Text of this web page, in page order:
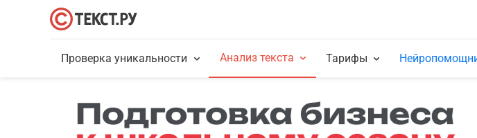
Проверка уникальности Анализ текста Тарифы